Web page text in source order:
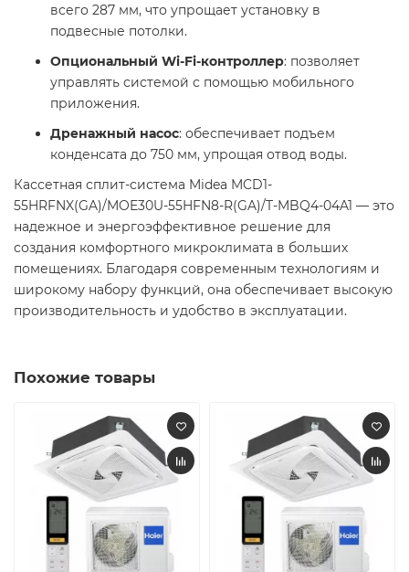
всего 287 мм, что упрощает установку в
подвесные потолки.
Опциональный Wi-Fi-контроллер: позволяет
управлять системой с помощью мобильного
приложения.
Дренажный насос: обеспечивает подъем
конденсата до 750 мм, упрощая отвод воды.
Кассетная сплит-система Midea MCD1-
55HRFNX(GA)/MOE30U-55HFN8-R(GA)/T-MBQ4-04A1 — это
надежное и энергоэффективное решение для
создания комфортного микроклимата в больших
помещениях. Благодаря современным технологиям и
широкому набору функций, она обеспечивает высокую
производительность и удобство в эксплуатации.
Похожие товары